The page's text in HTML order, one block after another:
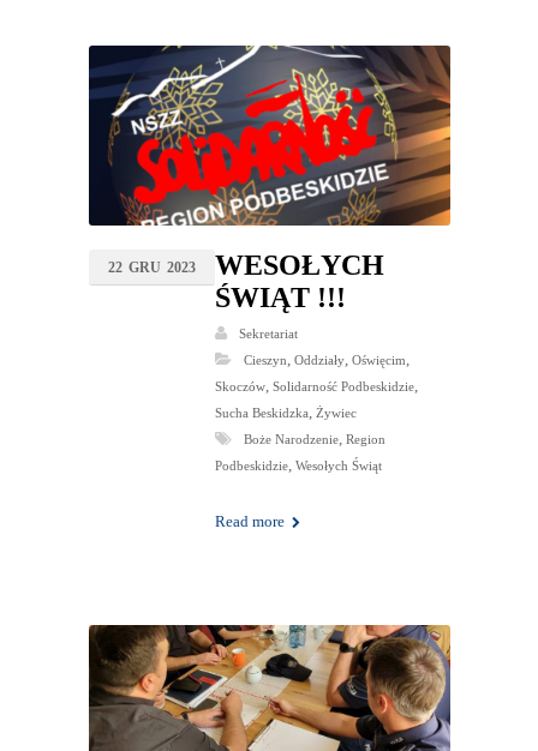
22 GRU 2023
WESOŁYCH
ŚWIĄT !!!
Sekretariat
Cieszyn, Oddziały, Oświęcim,
Skoczów, Solidarność Podbeskidzie,
Sucha Beskidzka, Żywiec
Boże Narodzenie, Region
Podbeskidzie, Wesołych Świąt
Read more